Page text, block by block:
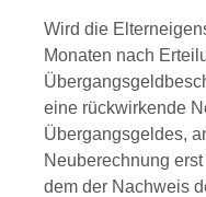
Wird die
Monaten nach
eine rückwirkende
Übergangsgeldes,
Neuberechnung
dem der Nachweis